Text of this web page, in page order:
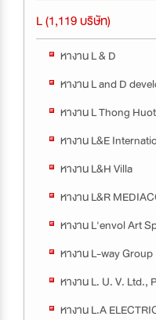
L (1,119 บริษัท)
หางาน L & D
หางาน L and D
หางาน L Thong
หางาน L&E
หางาน L&H Villa
หางาน L&R
หางาน L'envol Art
หางาน L-way Group
หางาน L. U. V. Ltd.,
หางาน L.A